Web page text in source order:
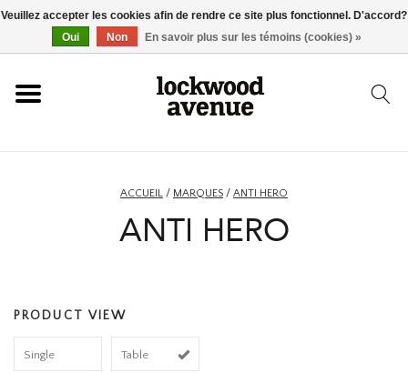
ACCUEIL
ACCESSOIRES
ACCUEIL / MARQUES / ANTI HERO
ANTI HERO
PRODUCT VIEW
Single Table
Veuillez accepter les cookies afin de rendre ce site plus fonctionnel. D'accord?
Oui
Non En savoir plus sur les témoins (cookies) »